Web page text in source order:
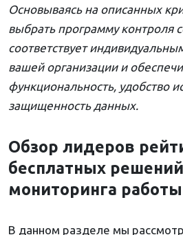
Основываясь на описанных
выбрать программу контроля
соответствует
вашей организации и
функциональность, удобство
защищенность данных.
Обзор лидеров
бесплатных
мониторинга
В данном разделе мы